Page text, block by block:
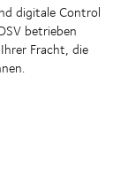
digitale Control
betrieben
Fracht, die